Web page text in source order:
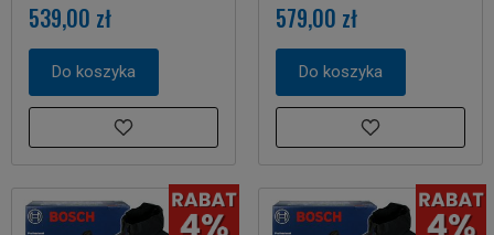
539,00 zł
Do koszyka
579,00 zł
Do koszyka